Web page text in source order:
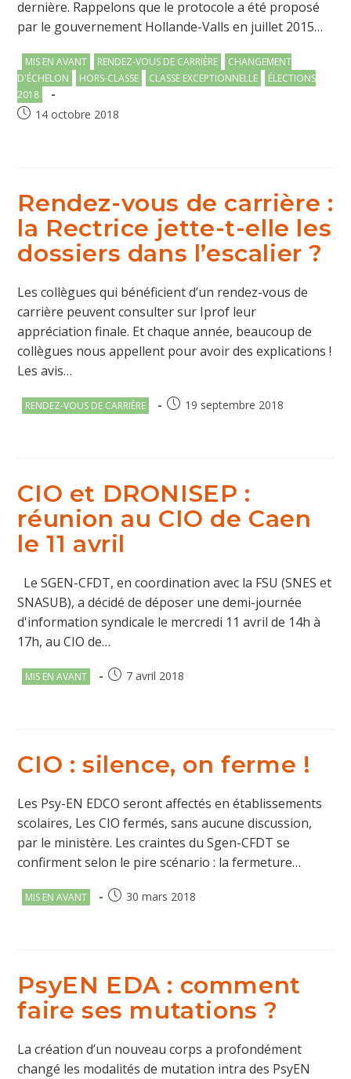
dernière. Rappelons que le protocole a été proposé
par le gouvernement Hollande-Valls en juillet 2015…
Post
category:
MIS EN AVANT RENDEZ-VOUS DE CARRIÈRE
CHANGEMENT
D'ÉCHELON
HORS-CLASSE CLASSE EXCEPTIONNELLE
ÉLECTIONS
2018
Publication
14 octobre 2018
Rendez-vous de carrière :
la Rectrice jette-t-elle les
dossiers dans l’escalier ?
Les collègues qui bénéficient d’un rendez-vous de
carrière peuvent consulter sur Iprof leur
appréciation finale. Et chaque année, beaucoup de
collègues nous appellent pour avoir des explications !
Les avis…
Post
RENDEZ-VOUS DE CARRIÈRE
Publication
19 septembre 2018
CIO et DRONISEP :
réunion au CIO de Caen
le 11 avril
Le SGEN-CFDT, en coordination avec la FSU (SNES et
SNASUB), a décidé de déposer une demi-journée
d'information syndicale le mercredi 11 avril de 14h à
17h, au CIO de…
Post
MIS EN AVANT
Publication
7 avril 2018
CIO : silence, on ferme !
Les Psy-EN EDCO seront affectés en établissements
scolaires, Les CIO fermés, sans aucune discussion,
par le ministère. Les craintes du Sgen-CFDT se
confirment selon le pire scénario : la fermeture…
Post
MIS EN AVANT
Publication
30 mars 2018
PsyEN EDA : comment
faire ses mutations ?
La création d’un nouveau corps a profondément
changé les modalités de mutation intra des PsyEN